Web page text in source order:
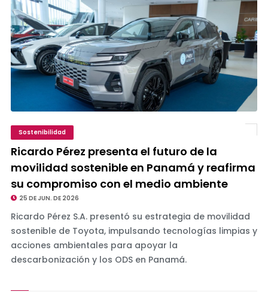
Sostenibilidad
Ricardo Pérez presenta el futuro de la
movilidad sostenible en Panamá y reafirma
su compromiso con el medio ambiente
25 DE JUN. DE 2026
Ricardo Pérez S.A. presentó su estrategia de movilidad
sostenible de Toyota, impulsando tecnologías limpias y
acciones ambientales para apoyar la
descarbonización y los ODS en Panamá.